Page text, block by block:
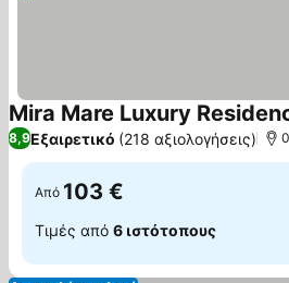
Mira Mare Luxury
8,9Εξαιρετικό (218 αξιολογήσεις)
Από 103 €
Τιμές από 6 ιστότοπους